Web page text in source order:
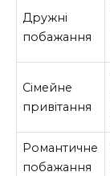
Дружні
побажання
Сімейне
привітання
Романтичне
побажання